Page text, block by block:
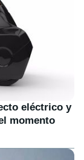
eléctrico y
momento